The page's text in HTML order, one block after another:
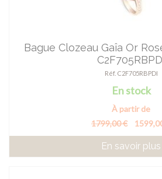
Bague Clozeau Gaîa Or
Réf. C2F705RBPDI
En stock
À partir de
1799,00 €
En savoir plus